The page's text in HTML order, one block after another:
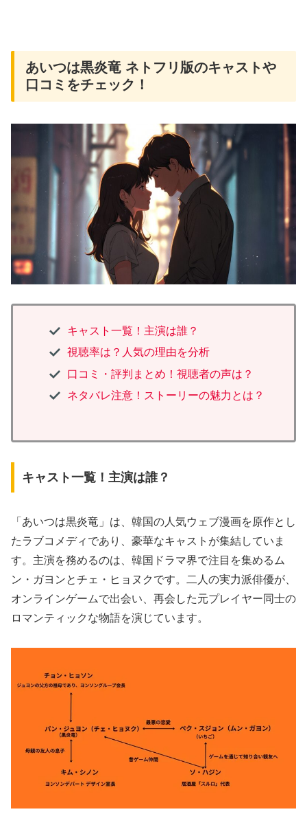
あいつは黒炎竜 ネトフリ版のキャストや
口コミをチェック！
キャスト一覧！主演は誰？
視聴率は？人気の理由を分析
口コミ・評判まとめ！視聴者の声は？
ネタバレ注意！ストーリーの魅力とは？
キャスト一覧！主演は誰？
「あいつは黒炎竜」は、韓国の人気ウェブ漫画を原作とし
たラブコメディであり、豪華なキャストが集結していま
す。主演を務めるのは、韓国ドラマ界で注目を集めるム
ン・ガヨンとチェ・ヒョヌクです。二人の実力派俳優が、
オンラインゲームで出会い、再会した元プレイヤー同士の
ロマンティックな物語を演じています。